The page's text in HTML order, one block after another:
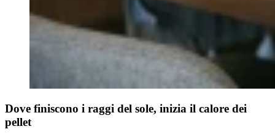
Dove finiscono i raggi del sole, inizia il calore dei
pellet